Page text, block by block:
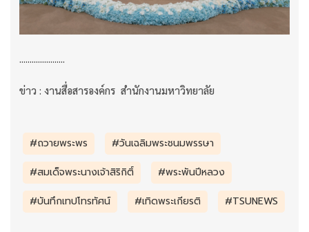
......................
ข่าว : งานสื่อสารองค์กร สำนักงานมหาวิทยาลัย
#ถวายพระพร
#วันเฉลิมพระชนมพรรษา
#สมเด็จพระนางเจ้าสิริกิติ์
#พระพันปีหลวง
#บันทึกเทปโทรทัศน์
#เทิดพระเกียรติ #TSUNEWS